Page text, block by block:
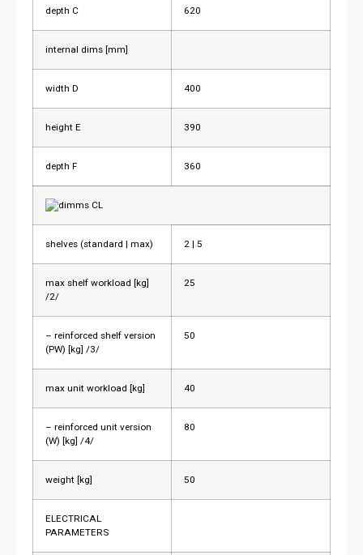
depth C 620
internal dims [mm]
width D 400
height E 390
depth F 360
shelves (standard | max) 2 | 5
max shelf workload [kg]
/2/
25
– reinforced shelf version
(PW) [kg] /3/
50
max unit workload [kg] 40
– reinforced unit version
(W) [kg] /4/
80
weight [kg] 50
ELECTRICAL
PARAMETERS